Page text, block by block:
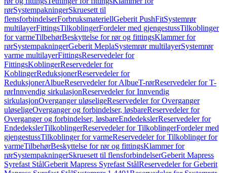
rørSystempakningerSkruesett til
flensforbindelserForbruksmateriellGeberit PushFitSystemrør
multilayerFittingsTilkoblingerFordeler med gjengestussTilkoblinger
for varmeTilbehørBeskyttelse for rør og fittingsKlammer for
rørSystempakningerGeberit MeplaSystemrør multilayerSystemrør
varme multilayerFittingsReservedeler for
FittingsKoblingerReservedeler for
KoblingerReduksjonerReservedeler for
ReduksjonerAlbueReservedeler for AlbueT-rørReservedeler for T-
rørInnvendig sirkulasjonReservedeler for Innvendig
sirkulasjonOverganger uløseligeReservedeler for Overganger
uløseligeOverganger og forbindelser, løsbareReservedeler for
Overganger og forbindelser, løsbareEndedekslerReservedeler for
EndedekslerTilkoblingerReservedeler for TilkoblingerFordeler med
gjengestussTilkoblinger for varmeReservedeler for Tilkoblinger for
varmeTilbehørBeskyttelse for rør og fittingsKlammer for
rørSystempakningerSkruesett til flensforbindelserGeberit Mapress
Syrefast StålGeberit Mapress Syrefast StålReservedeler for Geberit